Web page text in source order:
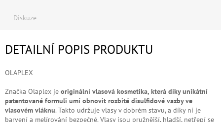
Diskuze
DETAILNÍ POPIS PRODUKTU
OLAPLEX
Značka Olaplex je originální vlasová kosmetika, která díky unikátní
patentované formuli umí obnovit rozbité disulfidové vazby ve
vlasovém vláknu. Takto udržuje vlasy v dobrém stavu, a díky ní je
barvení a melírování bezpečné. Vlasy jsou pružnější, hladší, netřepí se